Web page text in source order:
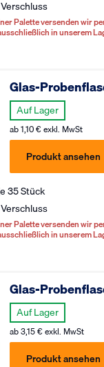
Palette versenden wir
in unserem
35 Stück
Palette versenden wir
in unserem
Glas-
Auf Lager
ab1,10€ exkl. MwSt
Produkt ansehen
Glas-
Auf Lager
ab3,15€ exkl. MwSt
Produkt ansehen